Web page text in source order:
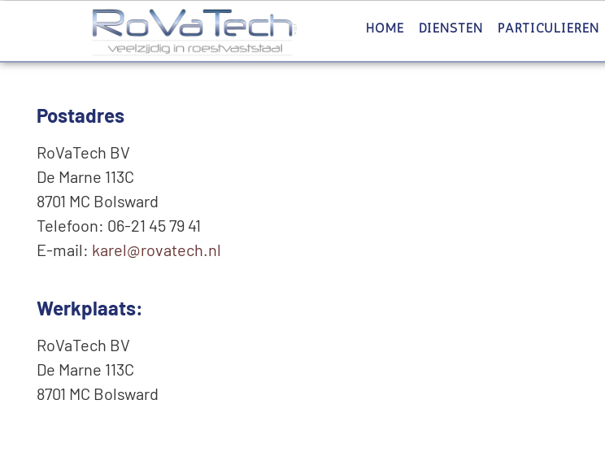
HOME DIENSTEN PARTICULIEREN
Postadres
RoVaTech BV
De Marne 113C
8701 MC Bolsward
Telefoon: 06-21 45 79 41
E-mail:
ln.hcetavor
@lerak
Werkplaats:
RoVaTech BV
De Marne 113C
8701 MC Bolsward